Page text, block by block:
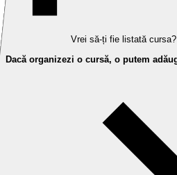
Vrei să-ți fie listată cursa?
Dacă organizezi o cursă, o putem